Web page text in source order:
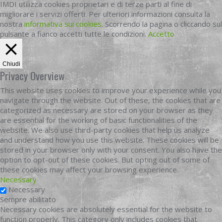
IMDI utilizza cookies proprietari e di terze parti al fine di
migliorare i servizi offerti. Per ulteriori informazioni consulta la
nostrainformativa sui cookies. Scorrendo la pagina o cliccando sul
pulsante a fianco accetti tutte le condizioni.Accetto
Chiudi
Privacy Overview
This website uses cookies to improve your experience while you
navigate through the website. Out of these, the cookies that are
categorized as necessary are stored on your browser as they
are essential for the working of basic functionalities of the
website. We also use third-party cookies that help us analyze
and understand how you use this website. These cookies will be
stored in your browser only with your consent. You also have the
option to opt-out of these cookies. But opting out of some of
these cookies may affect your browsing experience.
Necessary
Necessary
Sempre abilitato
Necessary cookies are absolutely essential for the website to
function properly. This category only includes cookies that